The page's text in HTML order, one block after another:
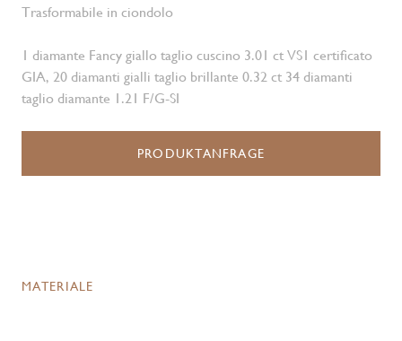
Trasformabile in ciondolo
1 diamante Fancy giallo taglio cuscino 3.01 ct VS1 certificato
GIA, 20 diamanti gialli taglio brillante 0.32 ct 34 diamanti
taglio diamante 1.21 F/G-SI
PRODUKTANFRAGE
MATERIALE